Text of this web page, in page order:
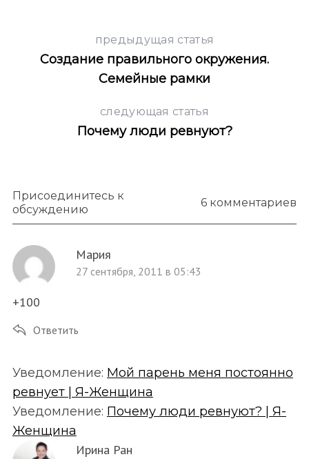
предыдущая статья
Создание правильного окружения.
Семейные рамки
следующая статья
Почему люди ревнуют?
Присоединитесь к
обсуждению
6 комментариев
Мария
27 сентября, 2011 в 05:43
+100
Ответить
Уведомление: Мой парень меня постоянно
ревнует | Я-Женщина
Уведомление: Почему люди ревнуют? | Я-
Женщина
Ирина Ран